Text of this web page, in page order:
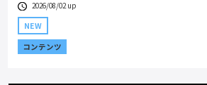
2026/08/02 up
コンテンツ
NEW